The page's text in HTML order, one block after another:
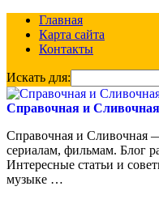
Главная
Карта сайта
Контакты
Искать для:
Справочная и Сливочная
Справочная и Сливочная
сериалам, фильмам. Блог
Интересные статьи и
музыке …